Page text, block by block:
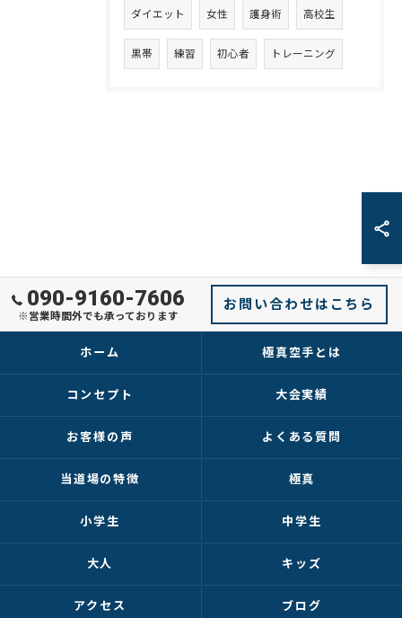
ダイエット 女性 護身術 高校生
黒帯 練習 初心者 トレーニング
090-9160-7606
※営業時間外でも承っております
お問い合わせはこちら
ホーム 極真空手とは
コンセプト 大会実績
お客様の声 よくある質問
当道場の特徴 極真
小学生 中学生
大人 キッズ
アクセス ブログ